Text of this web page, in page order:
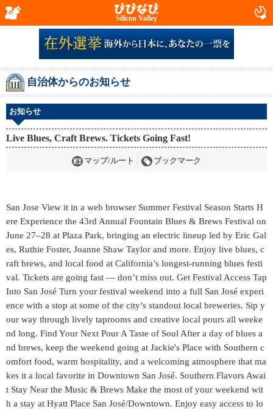
Silicon Valley
自治体からのお知らせ
お知らせ
Live Blues, Craft Brews. Tickets Going Fast!
マップ/ルート ブックマーク
San Jose View it in a web browser Summer Festival Season Starts H
ere Experience the 43rd Annual Fountain Blues & Brews Festival on
June 27–28 at Plaza Park, bringing an electric lineup led by Eric Gal
es, Ruthie Foster, Joanne Shaw Taylor and more. Enjoy live blues, c
raft brews, and local food at California’s longest-running blues festi
val. Tickets are going fast — don’t miss out. Get Festival Access Tap
Into San José Turn your festival weekend into a full San José experi
ence with a stop at some of the city’s standout local breweries. Sip y
our way through lively taprooms and creative local pours all weeke
nd long. Find Your Next Pour A Taste of Soul After a day of blues a
nd brews, keep the weekend going at Jackie's Place with Southern c
omfort food, warm hospitality, and a welcoming atmosphere that ma
kes it a local favorite in Downtown San José. Southern Flavors Awai
t Stay Near the Music & Brews Make the most of your weekend wit
h a stay at Hyatt Place San José/Downtown. Enjoy easy access to lo